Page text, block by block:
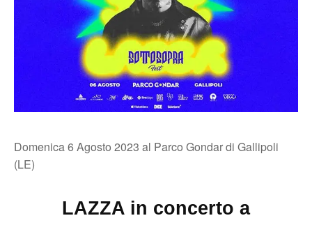
Domenica 6 Agosto 2023 al Parco Gondar di Gallipoli
(LE)
LAZZA in concerto a